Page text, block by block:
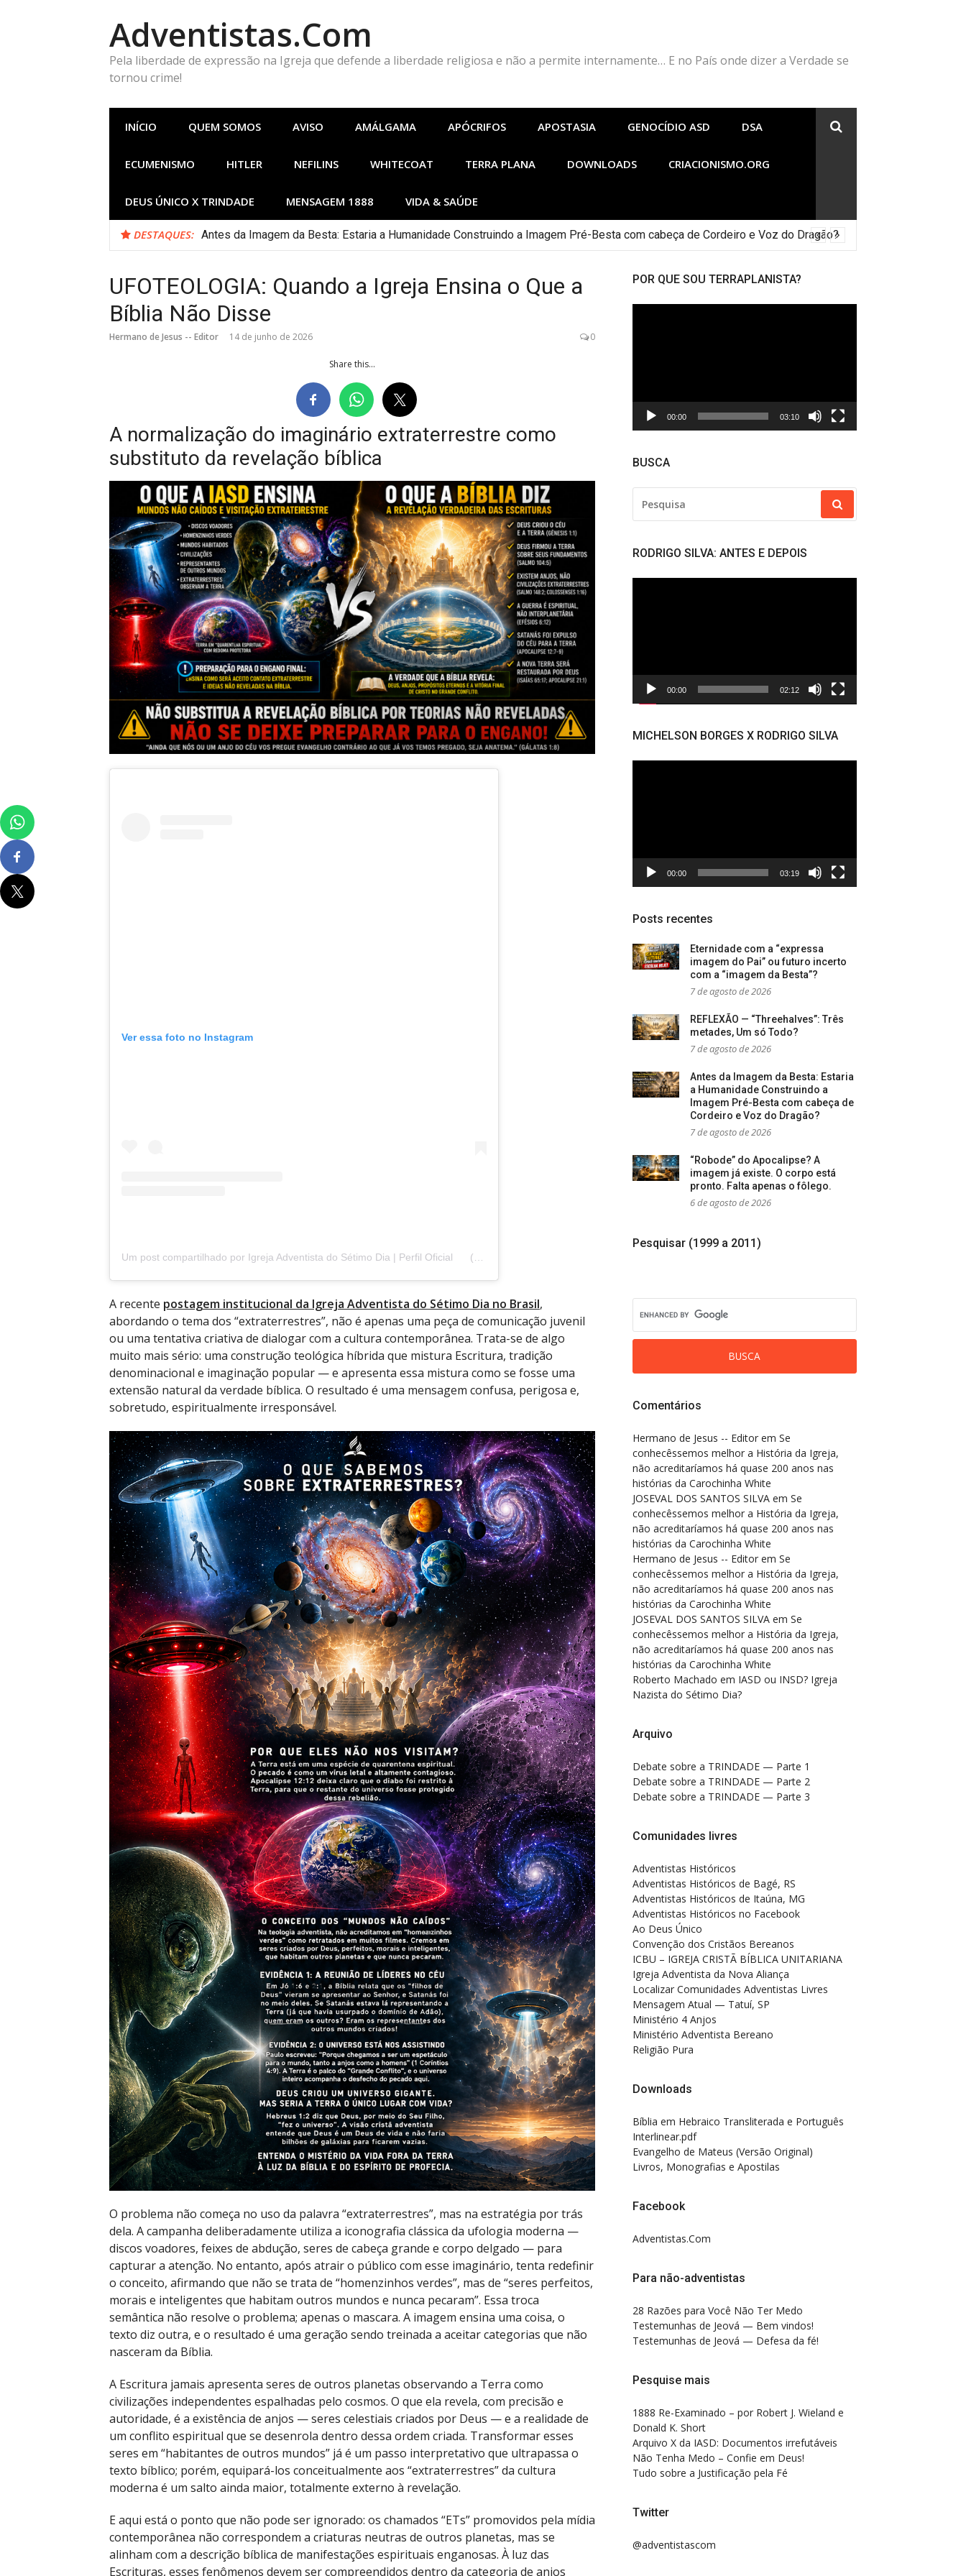
Adventistas.Com
Pela liberdade de expressão na Igreja que defende a liberdade religiosa e não a permite internamente… E no País onde dizer a Verdade se
tornou crime!
INÍCIO QUEM SOMOS AVISO AMÁLGAMA APÓCRIFOS APOSTASIA GENOCÍDIO ASD DSA
ECUMENISMO HITLER NEFILINS WHITECOAT TERRA PLANA DOWNLOADS CRIACIONISMO.ORG
DEUS ÚNICO X TRINDADE MENSAGEM 1888 VIDA & SAÚDE
DESTAQUES: Antes da Imagem da Besta: Estaria a Humanidade Construindo a Imagem Pré-Besta com cabeça de Cordeiro e Voz do Dragão?
UFOTEOLOGIA: Quando a Igreja Ensina o Que a
Bíblia Não Disse
Hermano de Jesus -- Editor 14 de junho de 2026 0
Share this...
A normalização do imaginário extraterrestre como
substituto da revelação bíblica
Ver essa foto no Instagram
Um post compartilhado por Igreja Adventista do Sétimo Dia | Perfil Oficial (@adventistasbrasil)
A recente postagem institucional da Igreja Adventista do Sétimo Dia no Brasil,
abordando o tema dos “extraterrestres”, não é apenas uma peça de comunicação juvenil
ou uma tentativa criativa de dialogar com a cultura contemporânea. Trata-se de algo
muito mais sério: uma construção teológica híbrida que mistura Escritura, tradição
denominacional e imaginação popular — e apresenta essa mistura como se fosse uma
extensão natural da verdade bíblica. O resultado é uma mensagem confusa, perigosa e,
sobretudo, espiritualmente irresponsável.
O problema não começa no uso da palavra “extraterrestres”, mas na estratégia por trás
dela. A campanha deliberadamente utiliza a iconografia clássica da ufologia moderna —
discos voadores, feixes de abdução, seres de cabeça grande e corpo delgado — para
capturar a atenção. No entanto, após atrair o público com esse imaginário, tenta redefinir
o conceito, afirmando que não se trata de “homenzinhos verdes”, mas de “seres perfeitos,
morais e inteligentes que habitam outros mundos e nunca pecaram”. Essa troca
semântica não resolve o problema; apenas o mascara. A imagem ensina uma coisa, o
texto diz outra, e o resultado é uma geração sendo treinada a aceitar categorias que não
nasceram da Bíblia.
A Escritura jamais apresenta seres de outros planetas observando a Terra como
civilizações independentes espalhadas pelo cosmos. O que ela revela, com precisão e
autoridade, é a existência de anjos — seres celestiais criados por Deus — e a realidade de
um conflito espiritual que se desenrola dentro dessa ordem criada. Transformar esses
seres em “habitantes de outros mundos” já é um passo interpretativo que ultrapassa o
texto bíblico; porém, equipará-los conceitualmente aos “extraterrestres” da cultura
moderna é um salto ainda maior, totalmente externo à revelação.
E aqui está o ponto que não pode ser ignorado: os chamados “ETs” promovidos pela mídia
contemporânea não correspondem a criaturas neutras de outros planetas, mas se
alinham com a descrição bíblica de manifestações espirituais enganosas. À luz das
Escrituras, esses fenômenos devem ser compreendidos dentro da categoria de anjos
POR QUE SOU TERRAPLANISTA?
00:00 03:10
BUSCA
POR:
RODRIGO SILVA: ANTES E DEPOIS
00:00 02:12
MICHELSON BORGES X RODRIGO SILVA
00:00 03:19
Posts recentes
Eternidade com a “expressa
imagem do Pai” ou futuro incerto
com a “imagem da Besta”?
7 de agosto de 2026
REFLEXÃO — “Threehalves”: Três
metades, Um só Todo?
7 de agosto de 2026
Antes da Imagem da Besta: Estaria
a Humanidade Construindo a
Imagem Pré-Besta com cabeça de
Cordeiro e Voz do Dragão?
7 de agosto de 2026
“Robode” do Apocalipse? A
imagem já existe. O corpo está
pronto. Falta apenas o fôlego.
6 de agosto de 2026
Pesquisar (1999 a 2011)
Comentários
Hermano de Jesus -- Editor em Se
conhecêssemos melhor a História da Igreja,
não acreditaríamos há quase 200 anos nas
histórias da Carochinha White
JOSEVAL DOS SANTOS SILVA em Se
conhecêssemos melhor a História da Igreja,
não acreditaríamos há quase 200 anos nas
histórias da Carochinha White
Hermano de Jesus -- Editor em Se
conhecêssemos melhor a História da Igreja,
não acreditaríamos há quase 200 anos nas
histórias da Carochinha White
JOSEVAL DOS SANTOS SILVA em Se
conhecêssemos melhor a História da Igreja,
não acreditaríamos há quase 200 anos nas
histórias da Carochinha White
Roberto Machado em IASD ou INSD? Igreja
Nazista do Sétimo Dia?
Arquivo
Debate sobre a TRINDADE — Parte 1
Debate sobre a TRINDADE — Parte 2
Debate sobre a TRINDADE — Parte 3
Comunidades livres
Adventistas Históricos
Adventistas Históricos de Bagé, RS
Adventistas Históricos de Itaúna, MG
Adventistas Históricos no Facebook
Ao Deus Único
Convenção dos Cristãos Bereanos
ICBU – IGREJA CRISTÃ BÍBLICA UNITARIANA
Igreja Adventista da Nova Aliança
Localizar Comunidades Adventistas Livres
Mensagem Atual — Tatuí, SP
Ministério 4 Anjos
Ministério Adventista Bereano
Religião Pura
Downloads
Bíblia em Hebraico Transliterada e Português
Interlinear.pdf
Evangelho de Mateus (Versão Original)
Livros, Monografias e Apostilas
Facebook
Adventistas.Com
Para não-adventistas
28 Razões para Você Não Ter Medo
Testemunhas de Jeová — Bem vindos!
Testemunhas de Jeová — Defesa da fé!
Pesquise mais
1888 Re-Examinado – por Robert J. Wieland e
Donald K. Short
Arquivo X da IASD: Documentos irrefutáveis
Não Tenha Medo – Confie em Deus!
Tudo sobre a Justificação pela Fé
Twitter
@adventistascom